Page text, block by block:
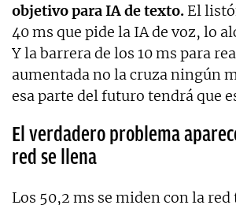
objetivo para IA de texto. El
40 ms que pide la IA de voz, lo
Y la barrera de los 10 ms para
aumentada no la cruza ningún
esa parte del futuro tendrá que
El verdadero problema
red se llena
Los 50,2 ms se miden con la